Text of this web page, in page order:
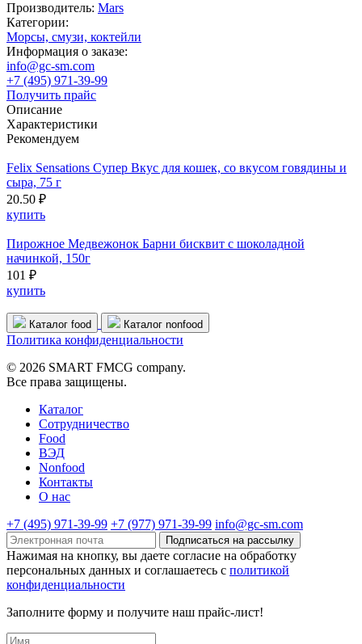
Производитель: Mars
Категории:
Морсы, смузи, коктейли
Информация о заказе:
info@gc-sm.com
+7 (495) 971-39-99
Получить прайс
Описание
Характеристики
Рекомендуем
Felix Sensations Супер Вкус для кошек, со вкусом говядины и
сыра, 75 г
20.50 ₽
купить
Пирожное Медвежонок Барни бисквит с шоколадной
начинкой, 150г
101 ₽
купить
Каталог food Каталог nonfood
Политика конфиденциальности
© 2026 SMART FMCG company.
Все права защищены.
Каталог
Cотрудничество
Food
ВЭД
Nonfood
Контакты
О нас
+7 (495) 971-39-99 +7 (977) 971-39-99 info@gc-sm.com
Подписаться на рассылку
Нажимая на кнопку, вы даете согласие на обработку
персональных данных и соглашаетесь c политикой
конфиденциальности
Заполните форму и получите наш прайс-лист!